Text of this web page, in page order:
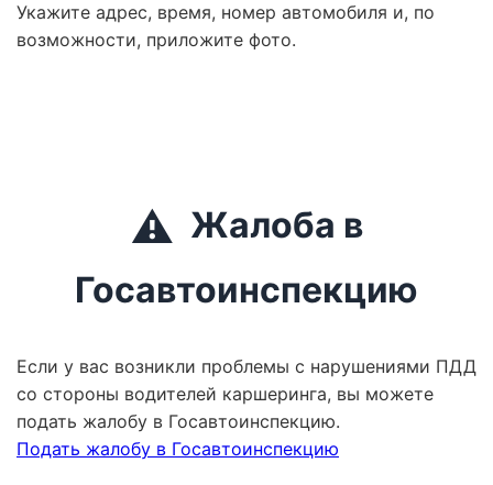
Укажите адрес, время, номер автомобиля и, по
возможности, приложите фото.
⚠️ Жалоба в
Госавтоинспекцию
Если у вас возникли проблемы с нарушениями ПДД
со стороны водителей каршеринга, вы можете
подать жалобу в Госавтоинспекцию.
Подать жалобу в Госавтоинспекцию